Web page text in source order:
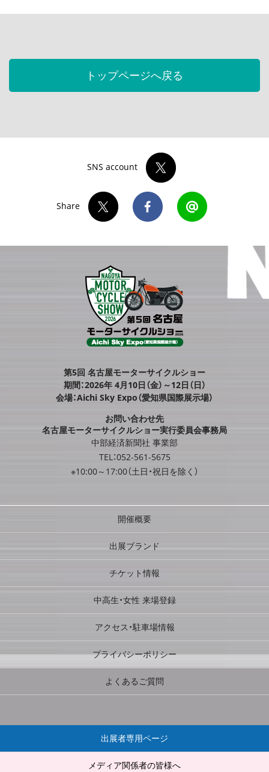
トップページへ戻る
SNS account
Share
第5回 名古屋モーターサイクルショー
期間：2026年 4月10日（金）～12日（日）
会場：Aichi Sky Expo（愛知県国際展示場）
お問い合わせ先
名古屋モーターサイクルショー実行委員会事務局
中部経済新聞社 事業部
TEL：052-561-5675
※10:00～17:00（土日・祝日を除く）
開催概要
出展ブランド
チケット情報
中高生・女性 来場登録
アクセス・駐車場情報
プライバシーポリシー
よくあるご質問
出展者専用ページ
メディア関係者の皆様へ